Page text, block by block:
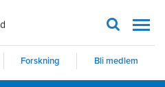
Forskning Bli medlem